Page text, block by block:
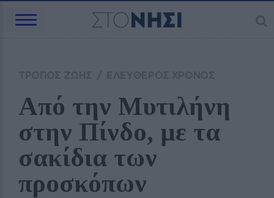
Από την Μυτιλήνη
στην Πίνδο, με τα
σακίδια των
προσκόπων